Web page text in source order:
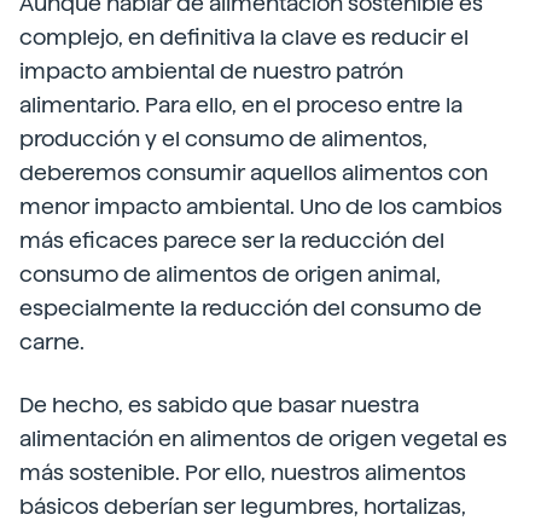
complejo, en definitiva la clave es reducir el
impacto ambiental de nuestro patrón
alimentario. Para ello, en el proceso entre la
producción y el consumo de alimentos,
deberemos consumir aquellos alimentos con
menor impacto ambiental. Uno de los cambios
más eficaces parece ser la reducción del
consumo de alimentos de origen animal,
especialmente la reducción del consumo de
carne.
De hecho, es sabido que basar nuestra
alimentación en alimentos de origen vegetal es
más sostenible. Por ello, nuestros alimentos
básicos deberían ser legumbres, hortalizas,